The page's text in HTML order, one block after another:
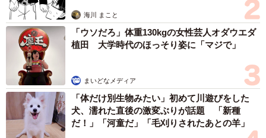
海川 まこと
「ウソだろ」体重130kgの女性芸人オダウエダ
植田 大学時代のほっそり姿に「マジで」
まいどなメディア
「体だけ別生物みたい」初めて川遊びをした
犬、濡れた直後の激変ぶりが話題 「新種
だ！」「河童だ」「毛刈りされたあとの羊」